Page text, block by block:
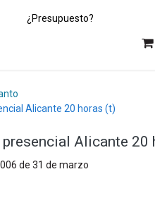
¿Presupuesto?
Alicante 20 horas (t)
Alicante 20
de 31 de marzo